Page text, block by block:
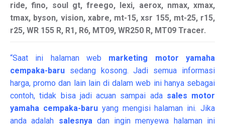
ride, fino, soul gt, freego, lexi, aerox, nmax, xmax,
tmax, byson, vision, xabre, mt-15, xsr 155, mt-25, r15,
r25, WR 155 R, R1, R6, MT09, WR250 R, MT09 Tracer.
“Saat ini halaman web marketing motor
yamaha
cempaka-baru sedang kosong. Jadi semua informasi
harga, promo dan lain lain di dalam web ini hanya sebagai
contoh, tidak bisa jadi acuan sampai ada sales motor
yamaha cempaka-baru yang mengisi halaman ini. Jika
anda adalah salesnyadan ingin menyewa halaman ini